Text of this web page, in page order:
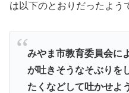
は以下のとおりだったよう
みやま市教育委員会に
が吐きそうなそぶりを
たくなどして吐かせよ